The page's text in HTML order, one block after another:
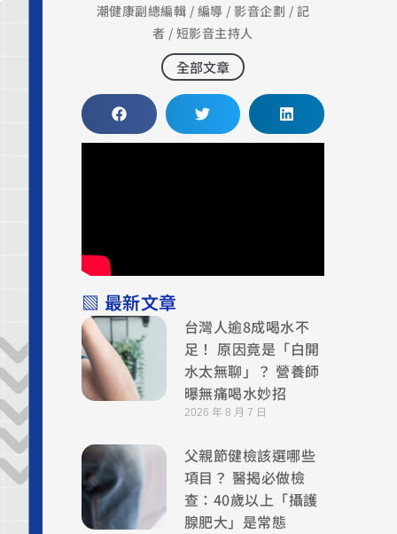
潮健康副總編輯 / 編導 / 影音企劃 / 記
者 / 短影音主持人
全部文章
▧ 最新文章
台灣人逾8成喝水不
足！ 原因竟是「白開
水太無聊」？ 營養師
曝無痛喝水妙招
2026 年 8 月 7 日
父親節健檢該選哪些
項目？ 醫揭必做檢
查：40歲以上「攝護
腺肥大」是常態